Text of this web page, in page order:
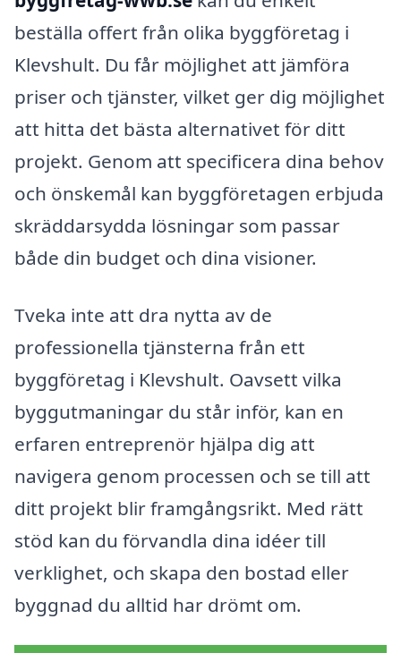
beställa offert från olika byggföretag i
Klevshult. Du får möjlighet att jämföra
priser och tjänster, vilket ger dig möjlighet
att hitta det bästa alternativet för ditt
projekt. Genom att specificera dina behov
och önskemål kan byggföretagen erbjuda
skräddarsydda lösningar som passar
både din budget och dina visioner.
Tveka inte att dra nytta av de
professionella tjänsterna från ett
byggföretag i Klevshult. Oavsett vilka
byggutmaningar du står inför, kan en
erfaren entreprenör hjälpa dig att
navigera genom processen och se till att
ditt projekt blir framgångsrikt. Med rätt
stöd kan du förvandla dina idéer till
verklighet, och skapa den bostad eller
byggnad du alltid har drömt om.